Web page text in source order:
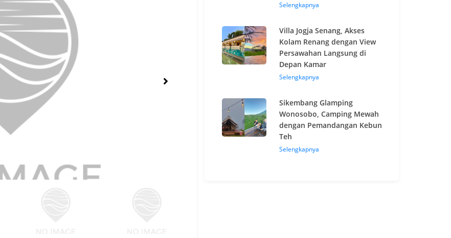
Selengkapnya
Villa Jogja Senang, Akses
Kolam Renang dengan View
Persawahan Langsung di
Depan Kamar
Selengkapnya
Sikembang Glamping
Wonosobo, Camping Mewah
dengan Pemandangan Kebun
Teh
Selengkapnya